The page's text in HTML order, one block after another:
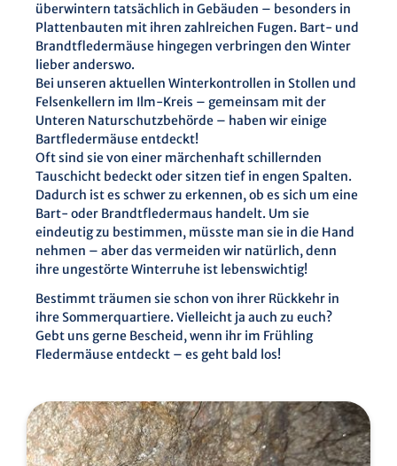
überwintern tatsächlich in Gebäuden – besonders in
Plattenbauten mit ihren zahlreichen Fugen. Bart- und
Brandtfledermäuse hingegen verbringen den Winter
lieber anderswo.
Bei unseren aktuellen Winterkontrollen in Stollen und
Felsenkellern im Ilm-Kreis – gemeinsam mit der
Unteren Naturschutzbehörde – haben wir einige
Bartfledermäuse entdeckt!
Oft sind sie von einer märchenhaft schillernden
Tauschicht bedeckt oder sitzen tief in engen Spalten.
Dadurch ist es schwer zu erkennen, ob es sich um eine
Bart- oder Brandtfledermaus handelt. Um sie
eindeutig zu bestimmen, müsste man sie in die Hand
nehmen – aber das vermeiden wir natürlich, denn
ihre ungestörte Winterruhe ist lebenswichtig!
Bestimmt träumen sie schon von ihrer Rückkehr in
ihre Sommerquartiere. Vielleicht ja auch zu euch?
Gebt uns gerne Bescheid, wenn ihr im Frühling
Fledermäuse entdeckt – es geht bald los!